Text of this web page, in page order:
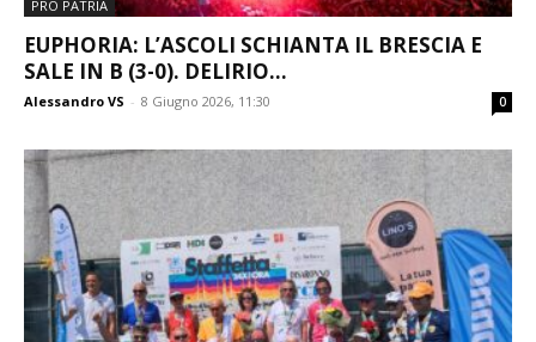
PRO PATRIA
EUPHORIA: L’ASCOLI SCHIANTA IL BRESCIA E
SALE IN B (3-0). DELIRIO...
Alessandro VS - 8 Giugno 2026, 11:30 0